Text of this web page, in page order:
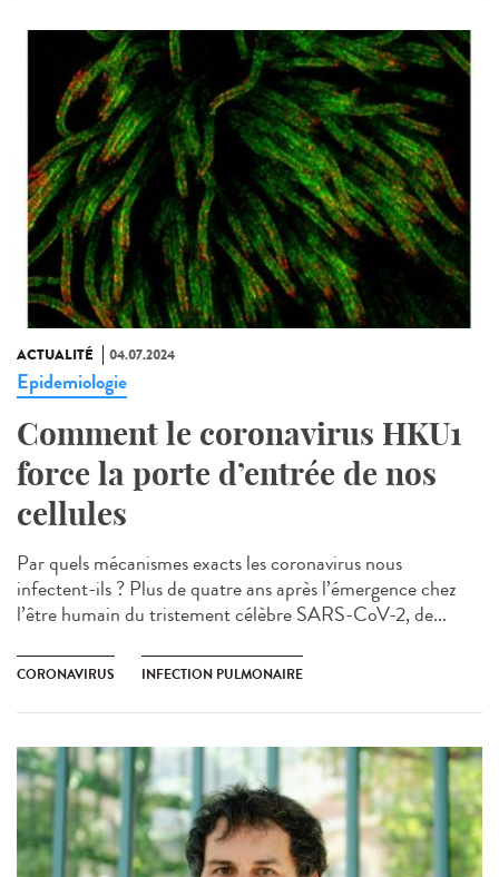
ACTUALITÉ 04.07.2024
Epidemiologie
Comment le coronavirus HKU1
force la porte d’entrée de nos
cellules
Par quels mécanismes exacts les coronavirus nous
infectent-ils ? Plus de quatre ans après l’émergence chez
l’être humain du tristement célèbre SARS-CoV-2, de...
CORONAVIRUS INFECTION PULMONAIRE